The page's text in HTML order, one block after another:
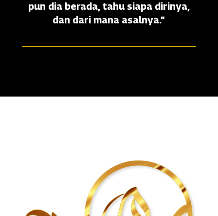
pun dia berada, tahu siapa dirinya,
dan dari mana asalnya.”